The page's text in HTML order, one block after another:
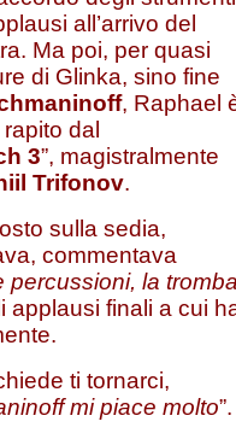
all’arrivo del
Ma poi, per quasi
di Glinka, sino fine
, Raphael
dal
3”, magistralmente
Trifonov.
sulla sedia,
commentava
percussioni, la
applausi finali a cui
ti tornarci,
mi piace molto”.